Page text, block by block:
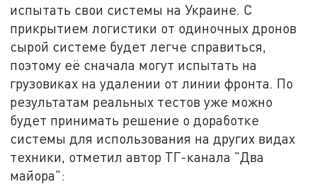
испытать свои системы на Украине. С
прикрытием логистики от одиночных дронов
сырой системе будет легче справиться,
поэтому её сначала могут испытать на
грузовиках на удалении от линии фронта. По
результатам реальных тестов уже можно
будет принимать решение о доработке
системы для использования на других видах
техники, отметил автор ТГ-канала "Два
майора":